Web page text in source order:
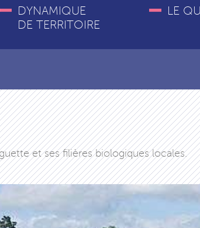
DYNAMIQUE
DE TERRITOIRE
LE
et ses filières biologiques locales.